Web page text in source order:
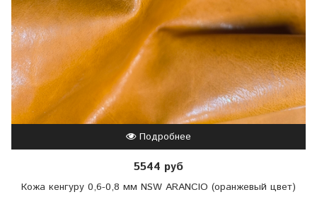
Подробнее
5544 руб
Кожа кенгуру 0,6-0,8 мм NSW ARANCIO (оранжевый цвет)